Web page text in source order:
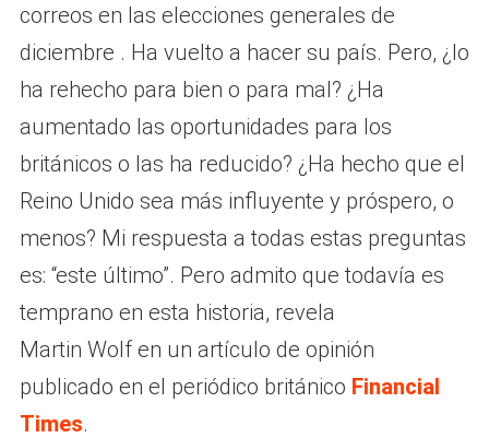
correos en las elecciones generales de
diciembre . Ha vuelto a hacer su país. Pero, ¿lo
ha rehecho para bien o para mal? ¿Ha
aumentado las oportunidades para los
británicos o las ha reducido? ¿Ha hecho que el
Reino Unido sea más influyente y próspero, o
menos? Mi respuesta a todas estas preguntas
es: “este último”. Pero admito que todavía es
temprano en esta historia, revela
Martin Wolf en un artículo de opinión
publicado en el periódico británico Financial
Times.